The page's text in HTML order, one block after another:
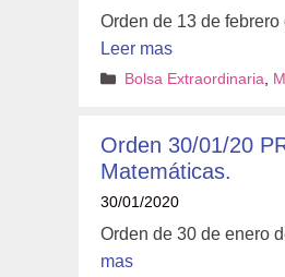
Orden de 13 de
Leer mas
Categorías
Bolsa Extraordinaria
Orden 30/01/20
Matemáticas.
30/01/2020
Orden de 30 de enero
mas